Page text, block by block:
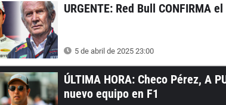
URGENTE: Red Bull CONFIRMA
5 de abril de 2025 23:00
ÚLTIMA HORA: Checo Pérez, A
nuevo equipo en F1